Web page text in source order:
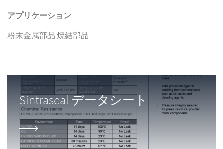
アプリケーション
粉末金属部品 焼結部品
Sintraseal データシート